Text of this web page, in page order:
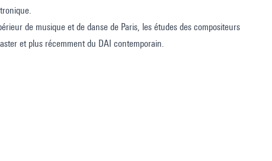
de musique et de danse de Paris, les études des compositeurs
et plus récemment du DAI contemporain.